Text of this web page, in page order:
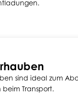
sind ideal zum
Transport.